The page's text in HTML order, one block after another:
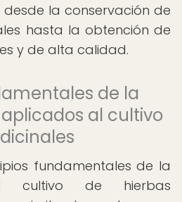
la conservación de
hasta la obtención de
y de alta calidad.
de la
al cultivo
fundamentales de la
cultivo de hierbas